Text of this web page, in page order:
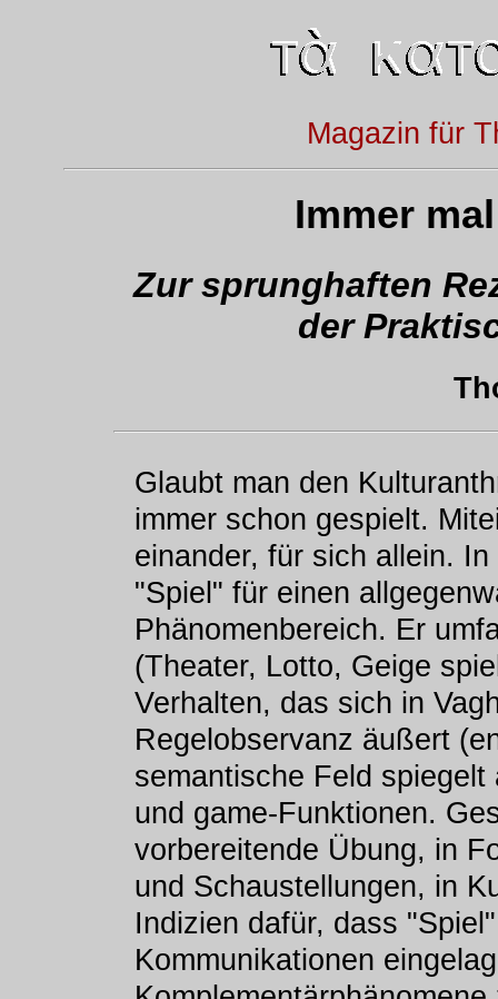
Magazin für
Immer
Zur sprunghaften
der
Glaubt man den
immer schon gespielt.
einander, für sich allein.
"Spiel" für einen
Phänomenbereich. Er
(Theater, Lotto, Geige
Verhalten, das sich in
Regelobservanz äußert
semantische Feld
und game-Funktionen.
vorbereitende Übung, in
und Schaustellungen, in
Indizien dafür, dass
Kommunikationen